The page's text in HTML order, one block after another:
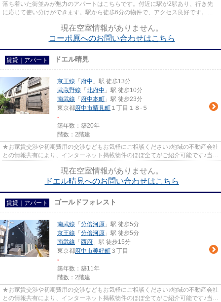
落ち着いた街並みが魅力のアパートはこちらです。付近に駅が2駅あり、行き先
に応じて使い分けができます。駅から徒歩6分の物件で、アクセス良好です。物
現在空室情報がありません。
コーポ原へのお問い合わせはこちら
賃貸｜アパート ドエル晴見
京王線 「 府中 」駅 徒歩13分
武蔵野線 「 北府中 」駅 徒歩10分
南武線 「 府中本町 」駅 徒歩23分
東京都府中市晴見町 １丁目１８-５
-
築年数：築20年
階数：2階建
★お家賃交渉や初期費用の交渉などもお気軽にご相談ください♪地域の不動産会社
との情報共有により、インターネット掲載物件のほぼ全てがご紹介可能です♪当店
現在空室情報がありません。
ドエル晴見へのお問い合わせはこちら
賃貸｜アパート ゴールドフォレスト
南武線 「 分倍河原 」駅 徒歩5分
京王線 「 分倍河原 」駅 徒歩5分
南武線 「 西府 」駅 徒歩15分
東京都府中市美好町 ３丁目
-
築年数：築11年
階数：2階建
★お家賃交渉や初期費用の交渉などもお気軽にご相談ください♪地域の不動産会社
との情報共有により、インターネット掲載物件のほぼ全てがご紹介可能です♪当店